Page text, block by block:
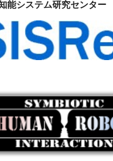
能システム研究センター